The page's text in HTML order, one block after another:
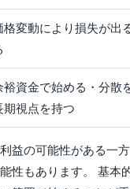
格変動により損失が出
裕資金で始める・分散
期視点を持つ
益の可能性がある一
性もあります。 基本